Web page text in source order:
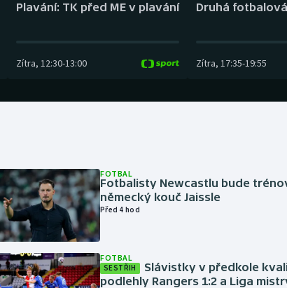
Plavání: TK před ME v plavání
Zítra, 12:30-13:00
Druhá
Zítra, 17:35-19:55
FOTBAL
Fotbalisty Newcastlu bude
německý kouč Jaissle
Před 4 hod
FOTBAL
SESTŘIH
Slávistky v předkole
podlehly Rangers 1:2 a Liga